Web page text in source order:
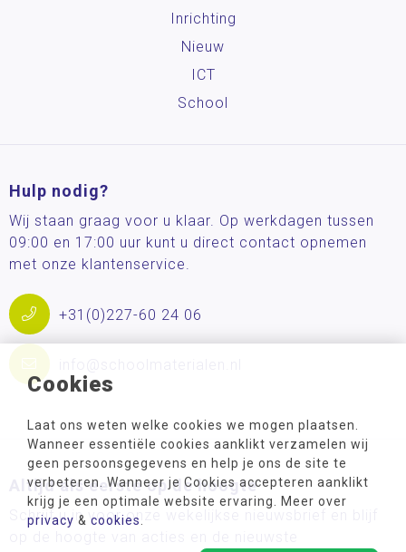
Cookies
Laat ons weten welke cookies we mogen plaatsen.
Wanneer essentiële cookies aanklikt verzamelen wij
geen persoonsgegevens en help je ons de site te
verbeteren. Wanneer je Cookies accepteren aanklikt
krijg je een optimale website ervaring. Meer over
privacy & cookies
Inrichting
Nieuw
ICT
School
Hulp nodig?
Wij staan graag voor u klaar. Op werkdagen tussen
09:00 en 17:00 uur kunt u direct contact opnemen
met onze klantenservice.
+31(0)227-60 24 06
Altijd als eerste op de hoogte
Schrijf u in voor onze wekelijkse nieuwsbrief en blijf